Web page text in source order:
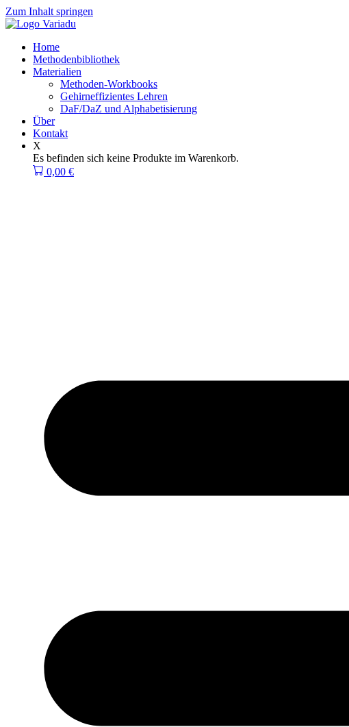
Zum Inhalt springen
Home
Methodenbibliothek
Materialien
Methoden-Workbooks
Gehirneffizientes Lehren
DaF/DaZ und Alphabetisierung
Über
Kontakt
X
Es befinden sich keine Produkte im Warenkorb.
0,00 €